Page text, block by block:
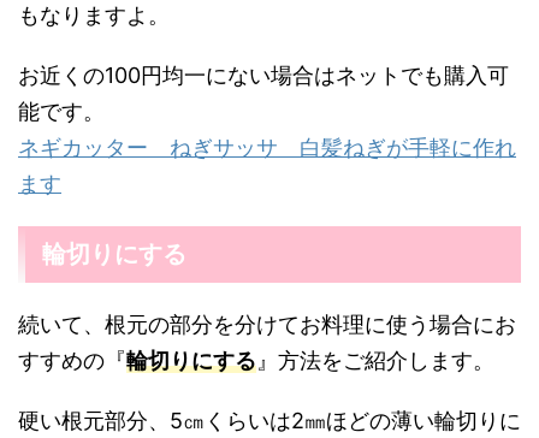
もなりますよ。
お近くの100円均一にない場合はネットでも購入可
能です。
ネギカッター ねぎサッサ 白髪ねぎが手軽に作れ
ます
輪切りにする
続いて、根元の部分を分けてお料理に使う場合にお
すすめの『輪切りにする 』方法をご紹介します。
硬い根元部分、5㎝くらいは2㎜ほどの薄い輪切りに